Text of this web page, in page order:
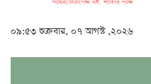
০৯:৫৩ শুক্রবার, ০৭ আগস্ট ,২০২৬